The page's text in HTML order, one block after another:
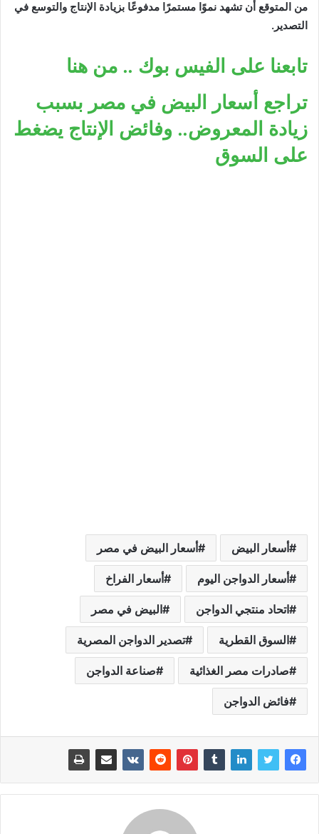
من المتوقع أن تشهد نموًا مستمرًا مدفوعًا بزيادة الإنتاج والتوسع في
التصدير.
تابعنا على الفيس بوك .. من هنا
تراجع أسعار البيض في مصر بسبب
زيادة المعروض.. وفائض الإنتاج يضغط
على السوق
أسعار البيض أسعار البيض في مصر
أسعار الدواجن اليوم أسعار الفراخ
اتحاد منتجي الدواجن البيض في مصر
السوق القطرية تصدير الدواجن المصرية
صادرات مصر الغذائية صناعة الدواجن
فائض الدواجن